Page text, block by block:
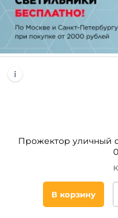
Прожектор уличный
В корзину